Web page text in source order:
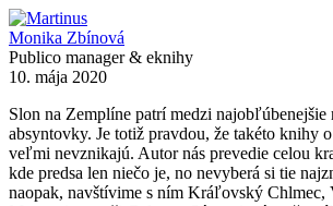
Monika Zbínová
Publico manager & eknihy
10. mája 2020
Slon na Zemplíne patrí medzi najobľúbenejšie
absyntovky. Je totiž pravdou, že takéto knihy
veľmi nevznikajú. Autor nás prevedie celou
kde predsa len niečo je, no nevyberá si tie
naopak, navštívime s ním Kráľovský